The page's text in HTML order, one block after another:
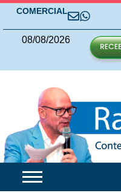
COMERCIAL
08/08/2026